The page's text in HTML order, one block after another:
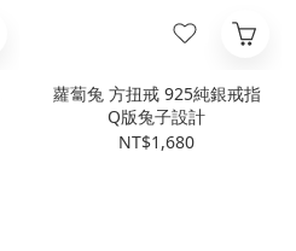
蘿蔔兔 方扭戒 925純銀戒指
Q版兔子設計
NT$1,680